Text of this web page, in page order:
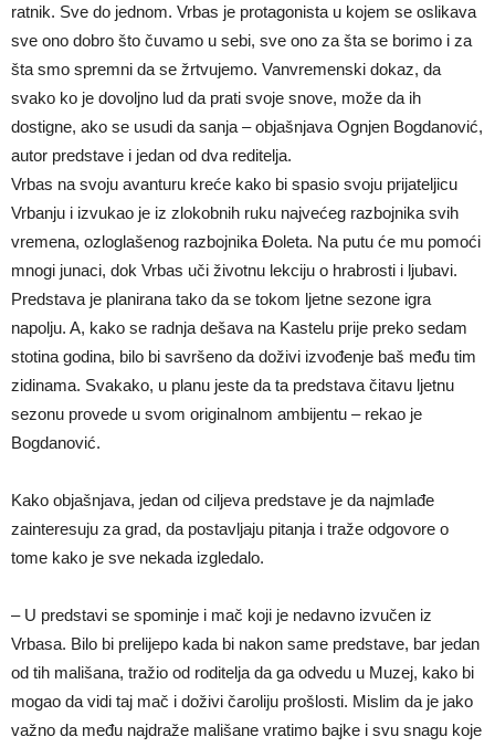
ratnik. Sve do jednom. Vrbas je protagonista u kojem se oslikava
sve ono dobro što čuvamo u sebi, sve ono za šta se borimo i za
šta smo spremni da se žrtvujemo. Vanvremenski dokaz, da
svako ko je dovoljno lud da prati svoje snove, može da ih
dostigne, ako se usudi da sanja – objašnjava Ognjen Bogdanović,
autor predstave i jedan od dva reditelja.
Vrbas na svoju avanturu kreće kako bi spasio svoju prijateljicu
Vrbanju i izvukao je iz zlokobnih ruku najvećeg razbojnika svih
vremena, ozloglašenog razbojnika Đoleta. Na putu će mu pomoći
mnogi junaci, dok Vrbas uči životnu lekciju o hrabrosti i ljubavi.
Predstava je planirana tako da se tokom ljetne sezone igra
napolju. A, kako se radnja dešava na Kastelu prije preko sedam
stotina godina, bilo bi savršeno da doživi izvođenje baš među tim
zidinama. Svakako, u planu jeste da ta predstava čitavu ljetnu
sezonu provede u svom originalnom ambijentu – rekao je
Bogdanović.
Kako objašnjava, jedan od ciljeva predstave je da najmlađe
zainteresuju za grad, da postavljaju pitanja i traže odgovore o
tome kako je sve nekada izgledalo.
– U predstavi se spominje i mač koji je nedavno izvučen iz
Vrbasa. Bilo bi prelijepo kada bi nakon same predstave, bar jedan
od tih mališana, tražio od roditelja da ga odvedu u Muzej, kako bi
mogao da vidi taj mač i doživi čaroliju prošlosti. Mislim da je jako
važno da među najdraže mališane vratimo bajke i svu snagu koje